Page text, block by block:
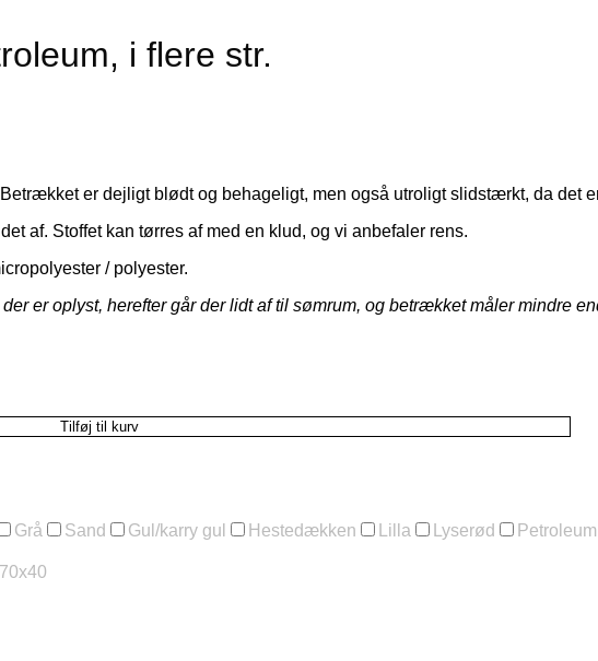
i flere str.
er dejligt blødt og behageligt, men også utroligt slidstærkt, da det
af. Stoffet kan tørres af med en klud, og vi anbefaler rens.
/ polyester.
er oplyst, herefter går der lidt af til sømrum, og betrækket måler mindre
Tilføj til kurv
Grå Sand Gul/karry gul Hestedækken Lilla Lyserød
Petroleum
70x40